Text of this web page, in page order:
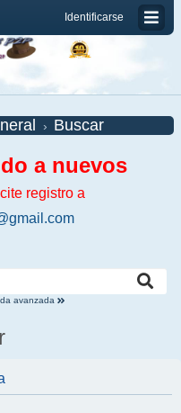
Identificarse
Buscar
a nuevos
registro a
avanzada